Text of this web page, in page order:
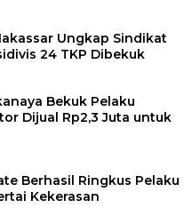
Ungkap Sindikat
24 TKP Dibekuk
Bekuk Pelaku
Dijual Rp2,3 Juta untuk
Berhasil Ringkus Pelaku
Kekerasan